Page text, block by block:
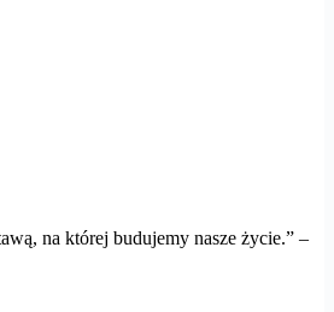
na której budujemy nasze życie.” –